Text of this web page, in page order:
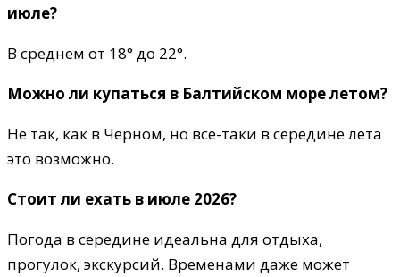
июле?
В среднем от 18° до 22°.
Можно ли купаться в Балтийском море летом?
Не так, как в Черном, но все-таки в середине лета
это возможно.
Стоит ли ехать в июле 2026?
Погода в середине идеальна для отдыха,
прогулок, экскурсий. Временами даже может